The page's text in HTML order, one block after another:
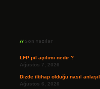
Son Yazılar
LFP pil açılımı nedir ?
Ağustos 7, 2026
Dizde iltihap olduğu nasıl
Ağustos 6, 2026